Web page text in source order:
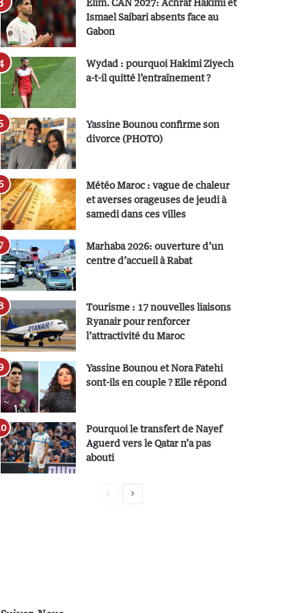
Elim. CAN 2027: Achraf Hakimi et
Ismael Saibari absents face au
Gabon
Wydad : pourquoi Hakimi Ziyech
a-t-il quitté l’entraînement ?
Yassine Bounou confirme son
divorce (PHOTO)
Météo Maroc : vague de chaleur
et averses orageuses de jeudi à
samedi dans ces villes
Marhaba 2026: ouverture d’un
centre d’accueil à Rabat
Tourisme : 17 nouvelles liaisons
Ryanair pour renforcer
l’attractivité du Maroc
Yassine Bounou et Nora Fatehi
sont-ils en couple ? Elle répond
Pourquoi le transfert de Nayef
Aguerd vers le Qatar n’a pas
abouti
P